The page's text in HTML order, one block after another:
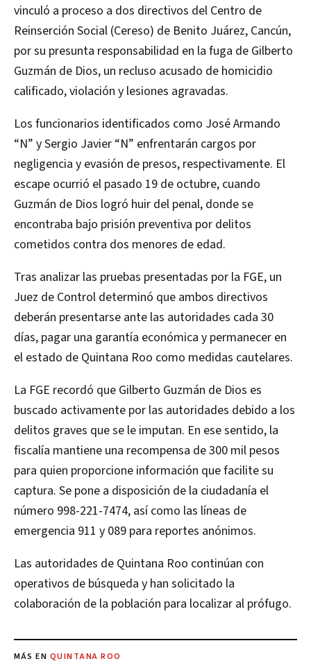
vinculó a proceso a dos directivos del Centro de
Reinserción Social (Cereso) de Benito Juárez, Cancún,
por su presunta responsabilidad en la fuga de Gilberto
Guzmán de Dios, un recluso acusado de homicidio
calificado, violación y lesiones agravadas.
Los funcionarios identificados como José Armando
“N” y Sergio Javier “N” enfrentarán cargos por
negligencia y evasión de presos, respectivamente. El
escape ocurrió el pasado 19 de octubre, cuando
Guzmán de Dios logró huir del penal, donde se
encontraba bajo prisión preventiva por delitos
cometidos contra dos menores de edad.
Tras analizar las pruebas presentadas por la FGE, un
Juez de Control determinó que ambos directivos
deberán presentarse ante las autoridades cada 30
días, pagar una garantía económica y permanecer en
el estado de Quintana Roo como medidas cautelares.
La FGE recordó que Gilberto Guzmán de Dios es
buscado activamente por las autoridades debido a los
delitos graves que se le imputan. En ese sentido, la
fiscalía mantiene una recompensa de 300 mil pesos
para quien proporcione información que facilite su
captura. Se pone a disposición de la ciudadanía el
número 998-221-7474, así como las líneas de
emergencia 911 y 089 para reportes anónimos.
Las autoridades de Quintana Roo continúan con
operativos de búsqueda y han solicitado la
colaboración de la población para localizar al prófugo.
MÁS EN QUINTANA ROO